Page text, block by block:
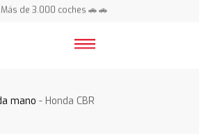
de 3.000 coches 🚗 🚗
mano - Honda CBR